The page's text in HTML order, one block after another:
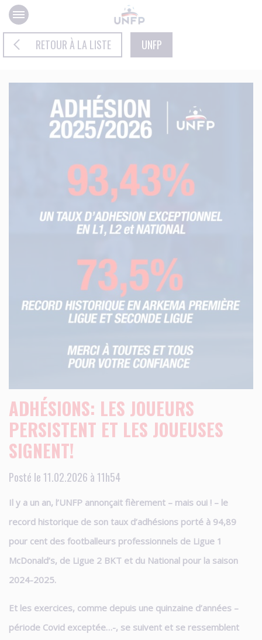
Panneau de gestion des cookies
RETOUR À LA LISTE UNFP
ADHÉSIONS: LES JOUEURS
PERSISTENT ET LES JOUEUSES
SIGNENT!
Posté le 11.02.2026 à 11h54
Il y a un an, l’UNFP annonçait fièrement – mais oui ! – le
record historique de son taux d’adhésions porté à 94,89
pour cent des footballeurs professionnels de Ligue 1
McDonald’s, de Ligue 2 BKT et du National pour la saison
2024-2025.
Et les exercices, comme depuis une quinzaine d’années –
période Covid exceptée…-, se suivent et se ressemblent